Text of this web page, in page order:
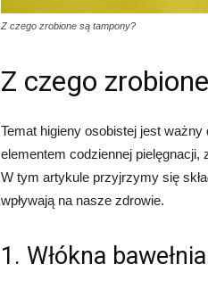
Z czego zrobione są tampony?
Z czego
Temat higieny osobistej jest
elementem codziennej pielęgnacji,
W tym artykule przyjrzymy się
wpływają na nasze zdrowie.
1. Włókna